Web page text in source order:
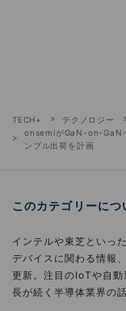
TECH+ テクノロジー
onsemiがGaN-on-GaN
ンプル出荷を計画
このカテゴリーにつ
インテルや東芝といっ
デバイスに関わる情報
更新。注目のIoTや自
長が続く半導体業界の